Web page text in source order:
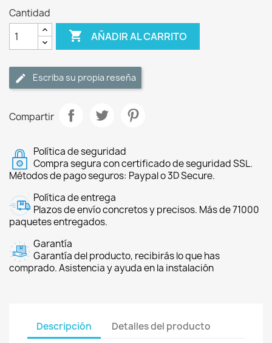
Cantidad
 AÑADIR AL CARRITO
Escriba su propia reseña
Compartir
Política de seguridad
Compra segura con certificado de seguridad SSL.
Métodos de pago seguros: Paypal o 3D Secure.
Política de entrega
Plazos de envío concretos y precisos. Más de 71000
paquetes entregados.
Garantía
Garantía del producto, recibirás lo que has
comprado. Asistencia y ayuda en la instalación
Descripción Detalles del producto